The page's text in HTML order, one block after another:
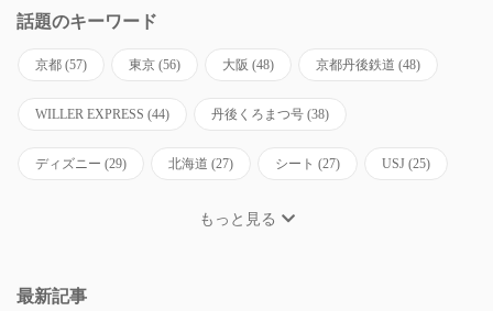
話題のキーワード
京都 (57) 東京 (56) 大阪 (48) 京都丹後鉄道 (48)
WILLER EXPRESS (44) 丹後くろまつ号 (38)
ディズニー (29) 北海道 (27) シート (27) USJ (25)
もっと見る
最新記事